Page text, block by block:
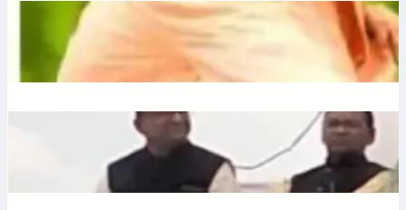
Plantation: यूपी में 12 जुलाई को लगेंगे 35 करोड़ पौधे, CM योगी करेंगे
अभियान की शुरुआत
Ronit Sharma
Liquor: छत्तीसगढ़ में बीजेपी विधायक शकुंतला पोर्ते का शराबबंदी पर बड़ा
बयान, वीडियो वायरल